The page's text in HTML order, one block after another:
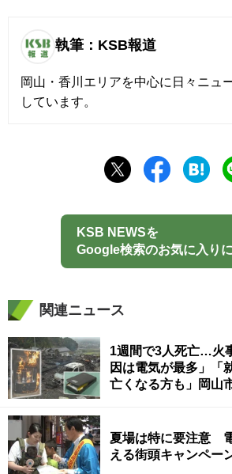
執筆：KSB報道
岡山・香川エリアを中心に日々ニュ
しています。
KSB NEWSを
Google検索のお気に入り
関連ニュース
1週間で3人死亡…火
因は電気が最多」「
亡くなる方も」岡山
夏場は特に要注意
える街頭キャンペ